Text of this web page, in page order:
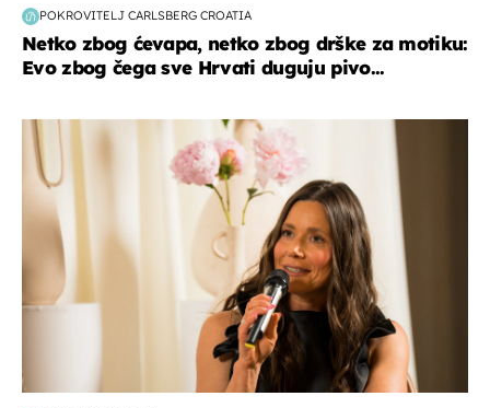
POKROVITELJ CARLSBERG CROATIA
Netko zbog ćevapa, netko zbog drške za motiku:
Evo zbog čega sve Hrvati duguju pivo...
moda & ljepota